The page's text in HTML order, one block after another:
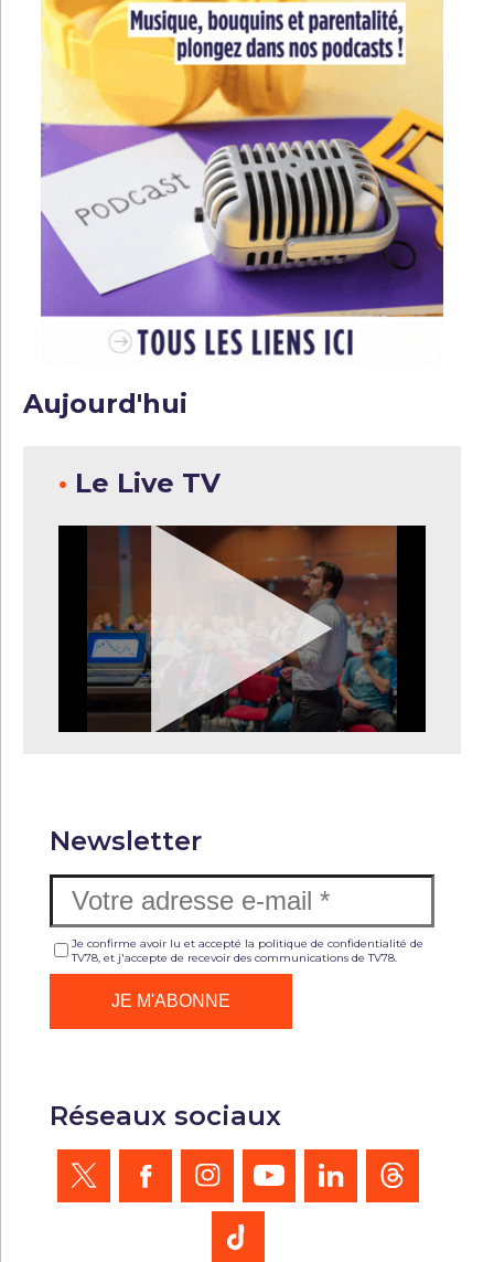
Aujourd'hui
• Le Live TV
Newsletter
Je confirme avoir lu et accepté la politique de confidentialité de
TV78, et j'accepte de recevoir des communications de TV78.
Réseaux sociaux